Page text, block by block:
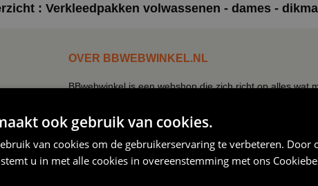
: Verkleedpakken volwassenen - dames -
OVER BBWEBWINKEL.NL
BBwebwinkel is een webshop die zich richt op alles wat
Zo kun je bij ons terecht voor een uitgebreid
mokken, tegeltjes, petjes, schorten.
Naast de verkleedkleding hebben wij een eigen
slogan, een quote je bedrijfslogo, een naam, foto of een
Bij ons kun je simpel en snel kleding bedrukken,
ook gebruik van cookies.
van cookies om de gebruikerservaring te verbeteren. Door
u in met alle cookies in overeenstemming met ons